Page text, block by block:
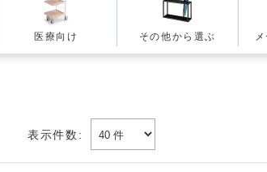
医療向け その他から選ぶ
表示件数: